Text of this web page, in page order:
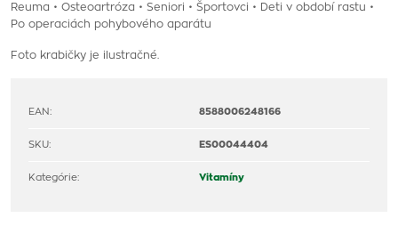
Reuma • Osteoartróza • Seniori • Športovci • Deti v období rastu •
Po operaciách pohybového aparátu
Foto krabičky je ilustračné.
EAN: 8588006248166
SKU: ES00044404
Kategórie: Vitamíny